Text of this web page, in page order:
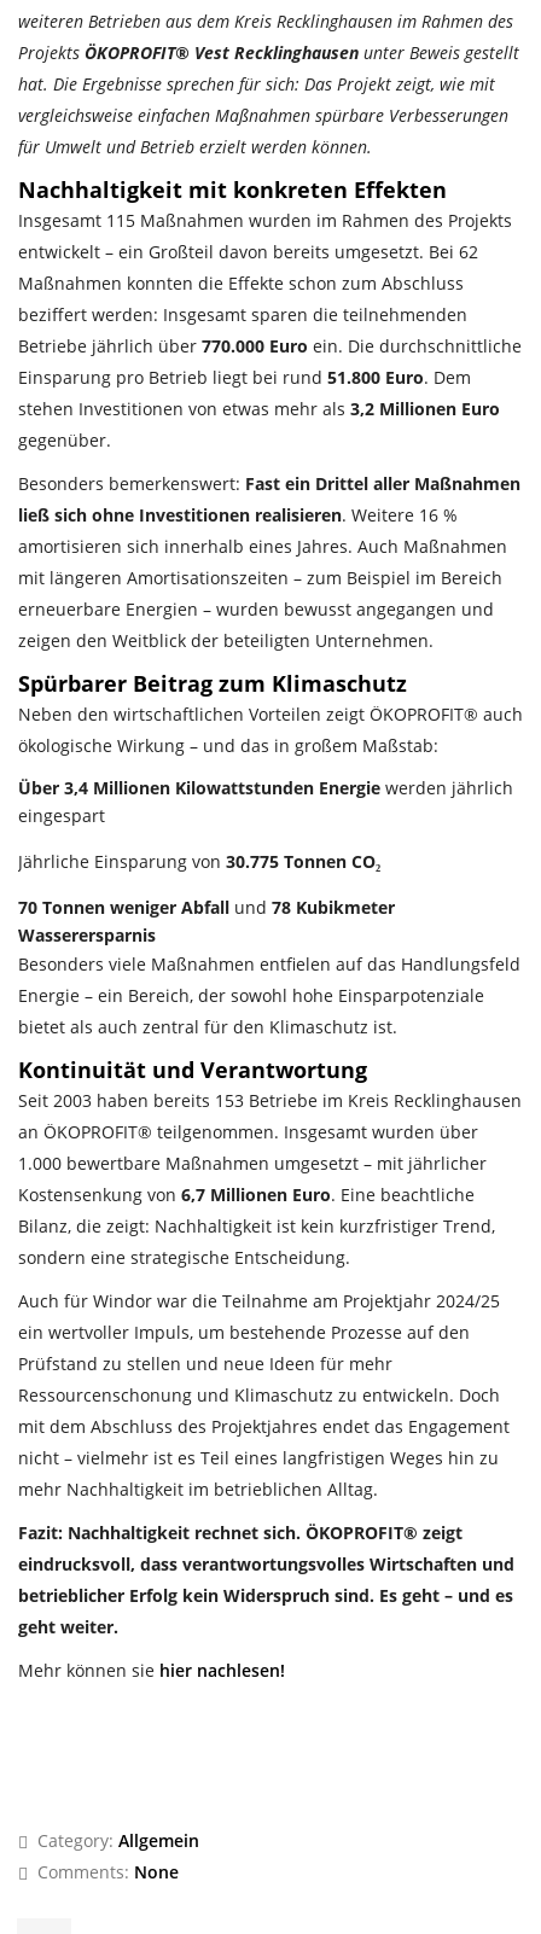
weiteren Betrieben aus dem Kreis Recklinghausen im Rahmen des
Projekts ÖKOPROFIT® Vest Recklinghausen unter Beweis gestellt
hat. Die Ergebnisse sprechen für sich: Das Projekt zeigt, wie mit
vergleichsweise einfachen Maßnahmen spürbare Verbesserungen
für Umwelt und Betrieb erzielt werden können.
Nachhaltigkeit mit konkreten Effekten
Insgesamt 115 Maßnahmen wurden im Rahmen des Projekts
entwickelt – ein Großteil davon bereits umgesetzt. Bei 62
Maßnahmen konnten die Effekte schon zum Abschluss
beziffert werden: Insgesamt sparen die teilnehmenden
Betriebe jährlich über 770.000 Euro ein. Die durchschnittliche
Einsparung pro Betrieb liegt bei rund 51.800 Euro. Dem
stehen Investitionen von etwas mehr als 3,2 Millionen Euro
gegenüber.
Besonders bemerkenswert: Fast ein Drittel aller Maßnahmen
ließ sich ohne Investitionen realisieren. Weitere 16 %
amortisieren sich innerhalb eines Jahres. Auch Maßnahmen
mit längeren Amortisationszeiten – zum Beispiel im Bereich
erneuerbare Energien – wurden bewusst angegangen und
zeigen den Weitblick der beteiligten Unternehmen.
Spürbarer Beitrag zum Klimaschutz
Neben den wirtschaftlichen Vorteilen zeigt ÖKOPROFIT® auch
ökologische Wirkung – und das in großem Maßstab:
Über 3,4 Millionen Kilowattstunden Energie werden jährlich
eingespart
Jährliche Einsparung von 30.775 Tonnen CO₂
70 Tonnen weniger Abfall und 78 Kubikmeter
Wasserersparnis
Besonders viele Maßnahmen entfielen auf das Handlungsfeld
Energie – ein Bereich, der sowohl hohe Einsparpotenziale
bietet als auch zentral für den Klimaschutz ist.
Kontinuität und Verantwortung
Seit 2003 haben bereits 153 Betriebe im Kreis Recklinghausen
an ÖKOPROFIT® teilgenommen. Insgesamt wurden über
1.000 bewertbare Maßnahmen umgesetzt – mit jährlicher
Kostensenkung von 6,7 Millionen Euro. Eine beachtliche
Bilanz, die zeigt: Nachhaltigkeit ist kein kurzfristiger Trend,
sondern eine strategische Entscheidung.
Auch für Windor war die Teilnahme am Projektjahr 2024/25
ein wertvoller Impuls, um bestehende Prozesse auf den
Prüfstand zu stellen und neue Ideen für mehr
Ressourcenschonung und Klimaschutz zu entwickeln. Doch
mit dem Abschluss des Projektjahres endet das Engagement
nicht – vielmehr ist es Teil eines langfristigen Weges hin zu
mehr Nachhaltigkeit im betrieblichen Alltag.
Fazit: Nachhaltigkeit rechnet sich. ÖKOPROFIT® zeigt
eindrucksvoll, dass verantwortungsvolles Wirtschaften und
betrieblicher Erfolg kein Widerspruch sind. Es geht – und es
geht weiter.
Mehr können sie hier nachlesen!
Category: Allgemein
Comments: None